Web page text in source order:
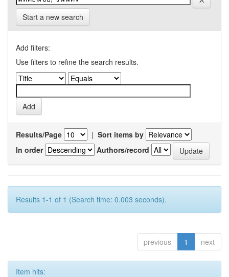
Start a new search
Add filters:
Use filters to refine the search results.
Results/Page | Sort items by
In order
Authors/record
Results 1-1 of 1 (Search time: 0.003 seconds).
previous 1 next
Item hits: